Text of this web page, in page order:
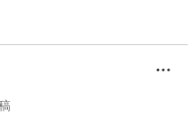
温まることができました。
ても親切な方で、お勧めスポッ
。
ことから、事前なお尻ふきの準
ーを回すときに乾燥しないよう
がとても嬉しかったです。